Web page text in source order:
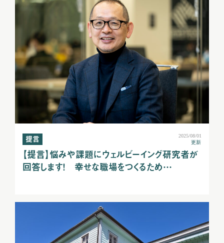
提言
2025/08/01
更新
【提言】悩みや課題にウェルビーイング研究者が
回答します！ 幸せな職場をつくるため…